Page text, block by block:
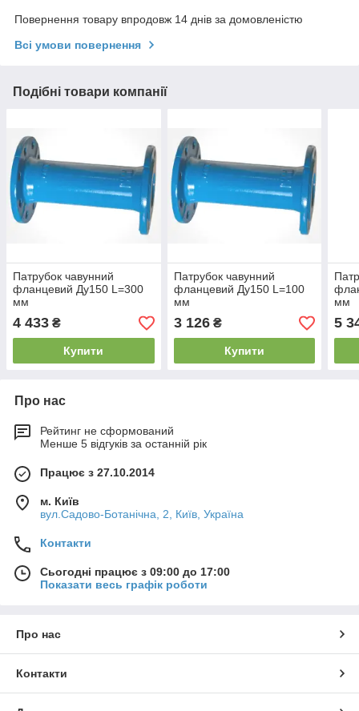
Повернення товару впродовж 14 днів за домовленістю
Всі умови повернення
Подібні товари компанії
Патрубок чавунний
фланцевий Ду150 L=300
мм
4 433 ₴
Купити
Патрубок чавунний
фланцевий Ду150 L=100
мм
3 126₴
Купити
мм
5
Про нас
Рейтинг не сформований
Менше 5 відгуків за останній рік
Працює з 27.10.2014
м. Київ
вул.Садово-Ботанічна, 2, Київ, Україна
Контакти
Сьогодні працює з 09:00 до 17:00
Показати весь графік роботи
Про нас
Контакти